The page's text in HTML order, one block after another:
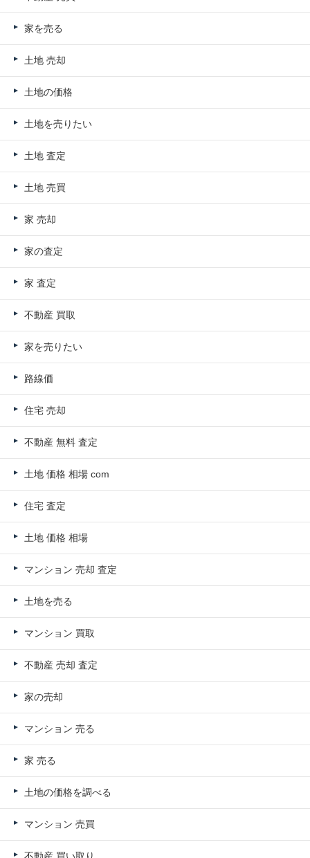
家を売る
土地 売却
土地の価格
土地を売りたい
土地 査定
土地 売買
家 売却
家の査定
家 査定
不動産 買取
家を売りたい
路線価
住宅 売却
不動産 無料 査定
土地 価格 相場 com
住宅 査定
土地 価格 相場
マンション 売却 査定
土地を売る
マンション 買取
不動産 売却 査定
家の売却
マンション 売る
家 売る
土地の価格を調べる
マンション 売買